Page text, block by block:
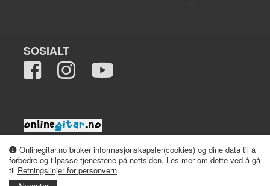
Onlinegitar.no bruker informasjonskapsler(cookies) og dine data til å
forbedre og tilpasse tjenestene på nettsiden. Les mer om dette ved å gå
til Retningslinjer for personvern
SOSIALT
2008-2026 onlinegitar.no